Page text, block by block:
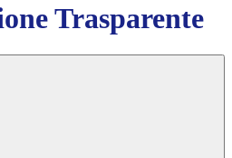
Trasparente